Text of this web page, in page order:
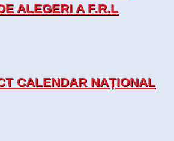
ALEGERI A F.R.L
CALENDAR NAȚIONAL